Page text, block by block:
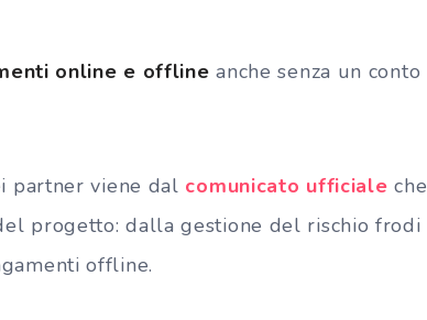
online e offline anche senza un conto
partner viene dal comunicato ufficiale che
progetto: dalla gestione del rischio frodi
offline.